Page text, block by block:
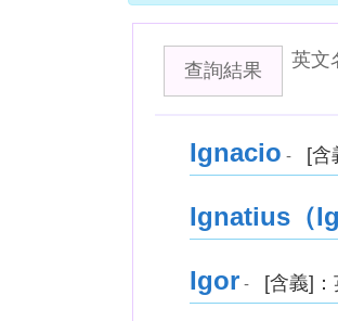
查詢結果 英文
Ignacio - [含
Ignatius（
Igor - [含義]：